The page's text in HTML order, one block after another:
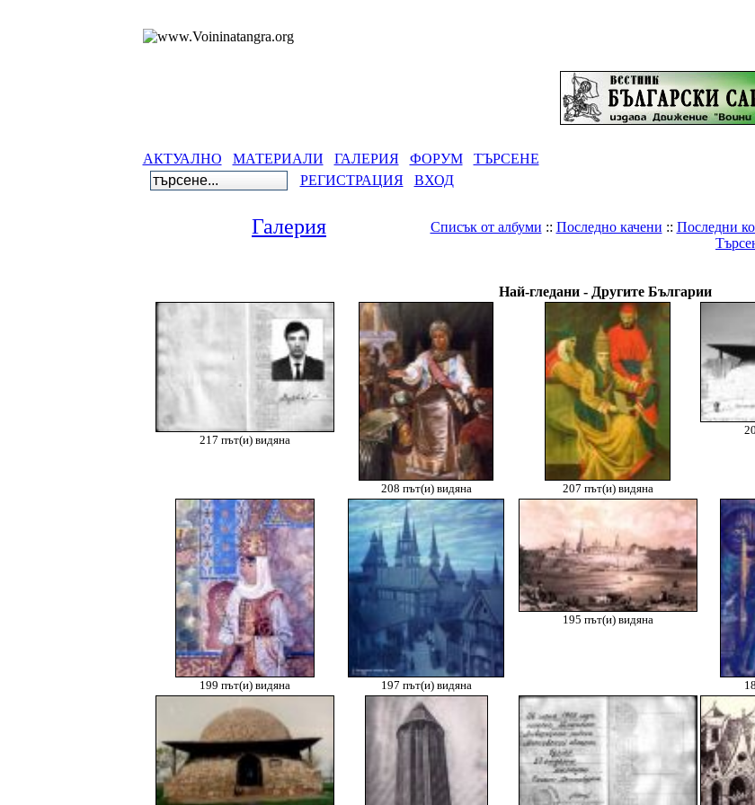
АКТУАЛНО МАТЕРИАЛИ ГАЛЕРИЯ ФОРУМ
ТЪРСЕНЕ
РЕГИСТРАЦИЯ
ВХОД
Галерия Списък от албуми :: Последно качени :: Последни
Най-гледани - Другите Българии
217 път(и) видяна
208 път(и) видяна 207 път(и) видяна
199 път(и) видяна 197 път(и) видяна
195 път(и) видяна